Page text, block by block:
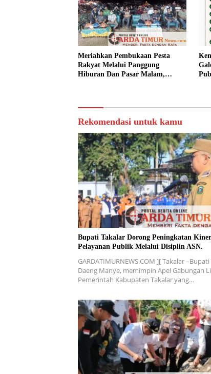
Meriahkan Pembukaan Pesta
Rakyat Melalui Panggung
Hiburan Dan Pasar Malam,
Rekomendasi untuk kamu
Bupati Takalar Dorong Peningkatan
Pelayanan Publik Melalui Disiplin ASN.
GARDATIMURNEWS.COM ][ Takalar
Daeng Manye, memimpin Apel Gabungan
Pemerintah Kabupaten Takalar yang…